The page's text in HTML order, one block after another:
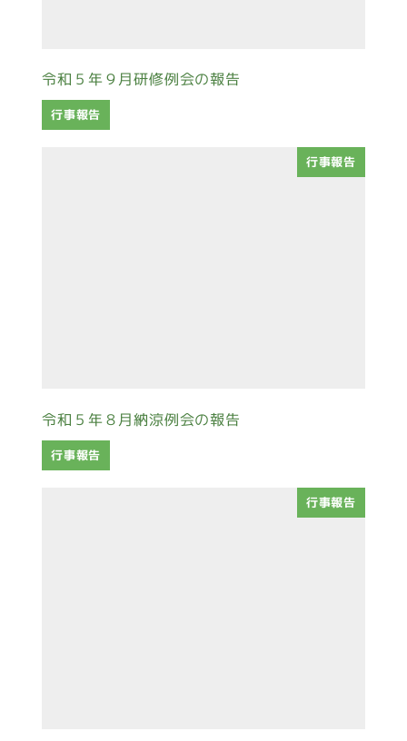
令和５年９月研修例会の報告
行事報告
行事報告
令和５年８月納涼例会の報告
行事報告
行事報告